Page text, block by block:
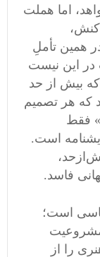
اما هملت
همین تأملِ
در این نیست
که بیش از حد
که هر تصمیم
فقط
است.
فاسد.
است؛
مشروعیت
را از